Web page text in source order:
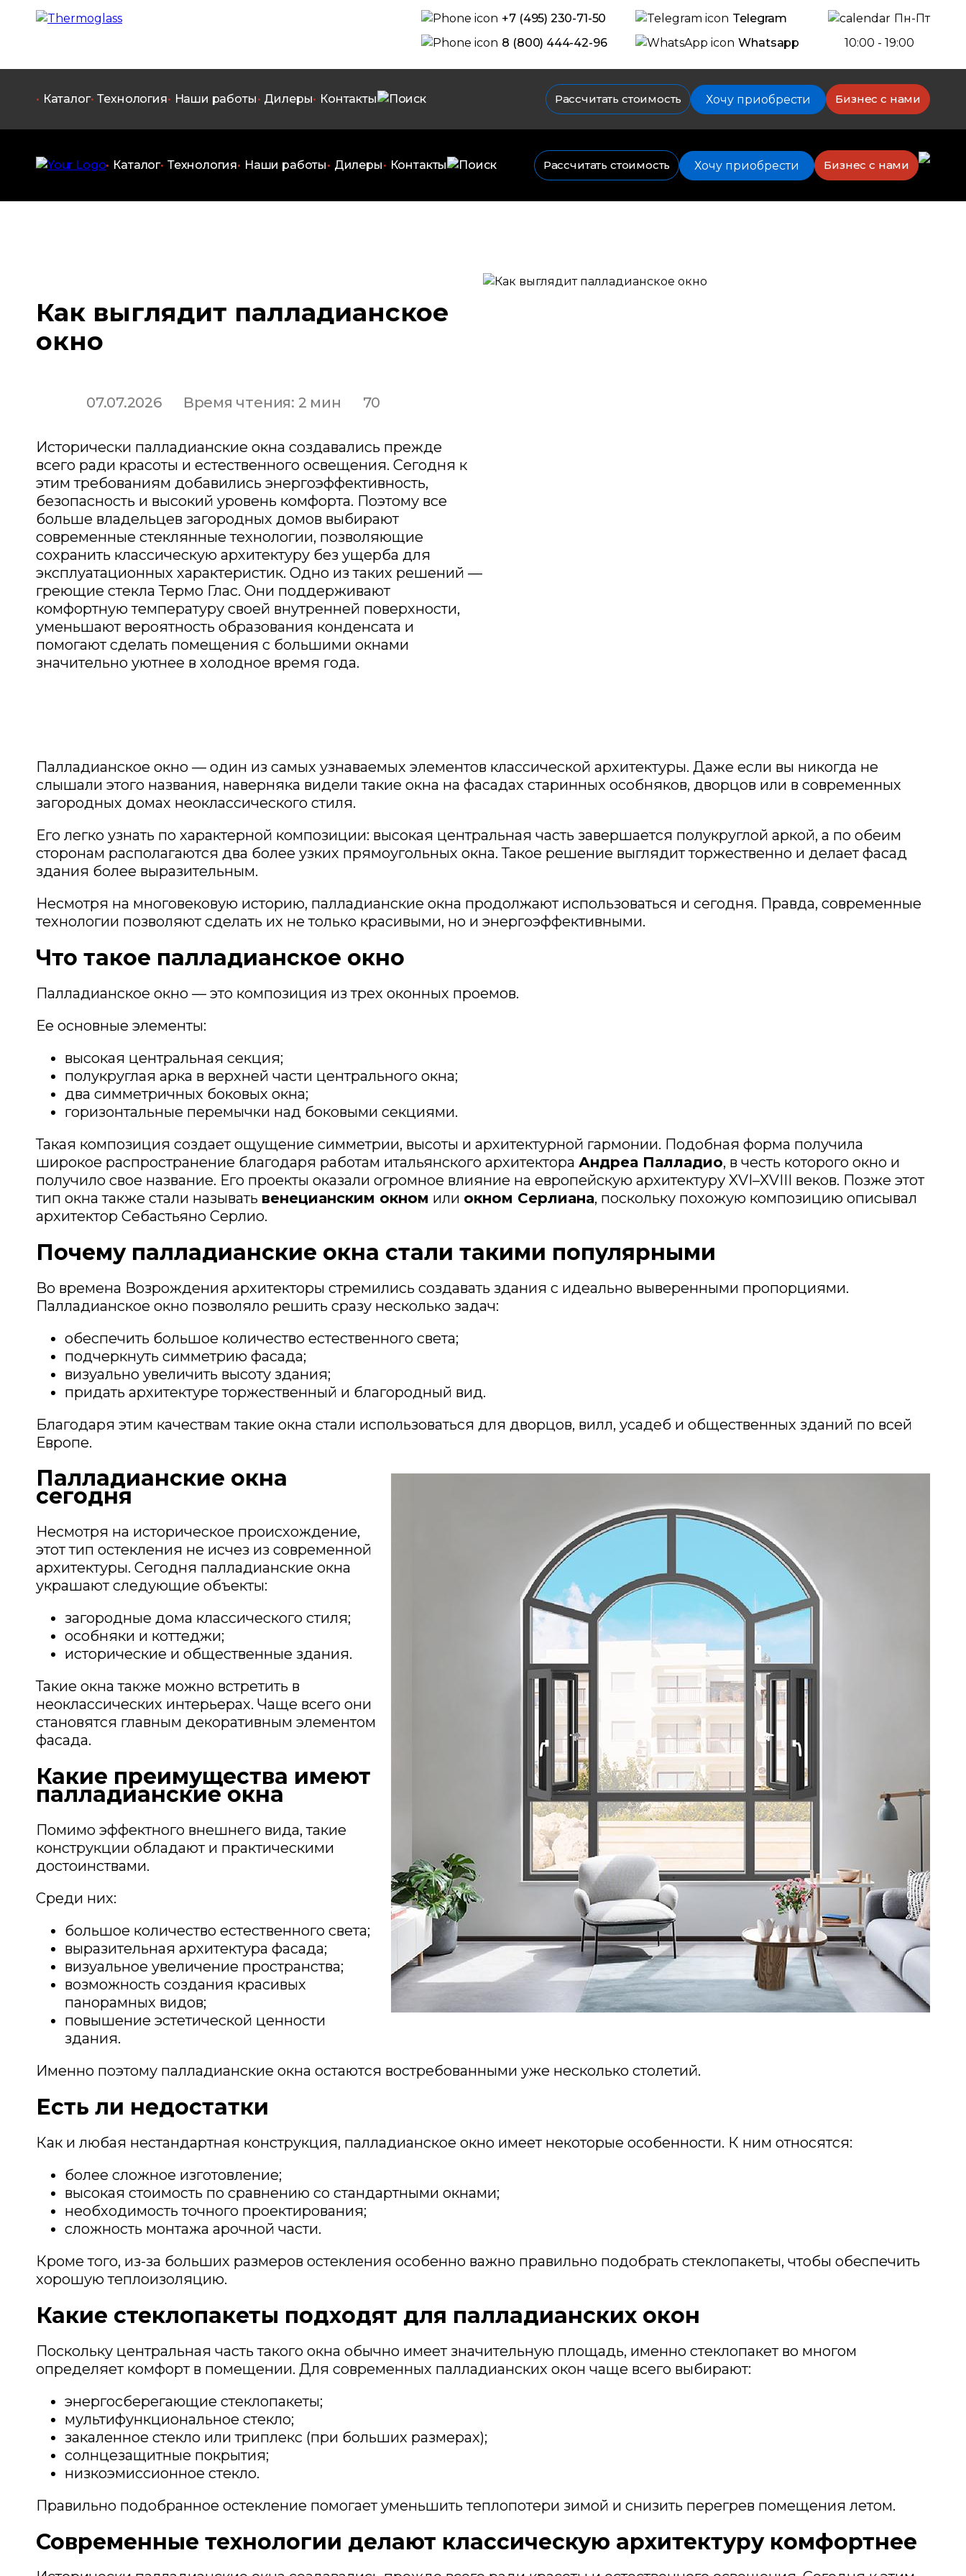
+7 (495) 230-71-50
8 (800) 444-42-96
Telegram
Whatsapp
Пн-Пт
10:00 - 19:00
Каталог Технология Наши работы Дилеры Контакты Рассчитать стоимость Хочу приобрести Бизнес с нами
Каталог Технология Наши работы Дилеры Контакты Рассчитать стоимость Хочу приобрести Бизнес с нами
Как выглядит палладианское
окно
07.07.2026 Время чтения: 2 мин 70
Исторически палладианские окна создавались прежде
всего ради красоты и естественного освещения. Сегодня к
этим требованиям добавились энергоэффективность,
безопасность и высокий уровень комфорта. Поэтому все
больше владельцев загородных домов выбирают
современные стеклянные технологии, позволяющие
сохранить классическую архитектуру без ущерба для
эксплуатационных характеристик. Одно из таких решений —
греющие стекла Термо Глас. Они поддерживают
комфортную температуру своей внутренней поверхности,
уменьшают вероятность образования конденсата и
помогают сделать помещения с большими окнами
значительно уютнее в холодное время года.
Палладианское окно — один из самых узнаваемых элементов классической архитектуры. Даже если вы никогда не
слышали этого названия, наверняка видели такие окна на фасадах старинных особняков, дворцов или в современных
загородных домах неоклассического стиля.
Его легко узнать по характерной композиции: высокая центральная часть завершается полукруглой аркой, а по обеим
сторонам располагаются два более узких прямоугольных окна. Такое решение выглядит торжественно и делает фасад
здания более выразительным.
Несмотря на многовековую историю, палладианские окна продолжают использоваться и сегодня. Правда, современные
технологии позволяют сделать их не только красивыми, но и энергоэффективными.
Что такое палладианское окно
Палладианское окно — это композиция из трех оконных проемов.
Ее основные элементы:
высокая центральная секция;
полукруглая арка в верхней части центрального окна;
два симметричных боковых окна;
горизонтальные перемычки над боковыми секциями.
Такая композиция создает ощущение симметрии, высоты и архитектурной гармонии. Подобная форма получила
широкое распространение благодаря работам итальянского архитектора Андреа Палладио, в честь которого окно и
получило свое название. Его проекты оказали огромное влияние на европейскую архитектуру XVI–XVIII веков. Позже этот
тип окна также стали называть венецианским окном или окном Серлиана, поскольку похожую композицию описывал
архитектор Себастьяно Серлио.
Почему палладианские окна стали такими популярными
Во времена Возрождения архитекторы стремились создавать здания с идеально выверенными пропорциями.
Палладианское окно позволяло решить сразу несколько задач:
обеспечить большое количество естественного света;
подчеркнуть симметрию фасада;
визуально увеличить высоту здания;
придать архитектуре торжественный и благородный вид.
Благодаря этим качествам такие окна стали использоваться для дворцов, вилл, усадеб и общественных зданий по всей
Европе.
Палладианские окна
сегодня
Несмотря на историческое происхождение,
этот тип остекления не исчез из современной
архитектуры. Сегодня палладианские окна
украшают следующие объекты:
загородные дома классического стиля;
особняки и коттеджи;
исторические и общественные здания.
Такие окна также можно встретить в
неоклассических интерьерах. Чаще всего они
становятся главным декоративным элементом
фасада.
Какие преимущества имеют
палладианские окна
Помимо эффектного внешнего вида, такие
конструкции обладают и практическими
достоинствами.
Среди них:
большое количество естественного света;
выразительная архитектура фасада;
визуальное увеличение пространства;
возможность создания красивых
панорамных видов;
повышение эстетической ценности
здания.
Именно поэтому палладианские окна остаются востребованными уже несколько столетий.
Есть ли недостатки
Как и любая нестандартная конструкция, палладианское окно имеет некоторые особенности. К ним относятся:
более сложное изготовление;
высокая стоимость по сравнению со стандартными окнами;
необходимость точного проектирования;
сложность монтажа арочной части.
Кроме того, из-за больших размеров остекления особенно важно правильно подобрать стеклопакеты, чтобы обеспечить
хорошую теплоизоляцию.
Какие стеклопакеты подходят для палладианских окон
Поскольку центральная часть такого окна обычно имеет значительную площадь, именно стеклопакет во многом
определяет комфорт в помещении. Для современных палладианских окон чаще всего выбирают:
энергосберегающие стеклопакеты;
мультифункциональное стекло;
закаленное стекло или триплекс (при больших размерах);
солнцезащитные покрытия;
низкоэмиссионное стекло.
Правильно подобранное остекление помогает уменьшить теплопотери зимой и снизить перегрев помещения летом.
Современные технологии делают классическую архитектуру комфортнее